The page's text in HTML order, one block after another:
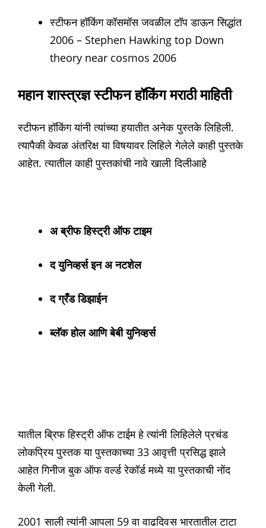
स्टीफन हॉकिंग कॉसमॉस जवळील टॉप डाऊन सिद्धांत
2006 – Stephen Hawking top Down
theory near cosmos 2006
महान शास्त्रज्ञ स्टीफन हॉकिंग मराठी माहिती
स्टीफन हॉकिंग यांनी त्यांच्या हयातीत अनेक पुस्तके लिहिली.
त्यापैकी केवळ अंतरिक्ष या विषयावर लिहिले गेलेले काही पुस्तके
आहेत. त्यातील काही पुस्तकांची नावे खाली दिलीआहे
अ ब्रीफ हिस्ट्री ऑफ टाइम
द युनिव्हर्स इन अ नटशेल
द ग्रँड डिझाईन
ब्लॅक होल आणि बेबी युनिव्हर्स
यातील ब्रिफ हिस्ट्री ऑफ टाईम हे त्यांनी लिहिलेले प्रचंड
लोकप्रिय पुस्तक या पुस्तकाच्या 33 आवृत्ती प्रसिद्ध झाले
आहेत गिनीज बुक ऑफ वर्ल्ड रेकॉर्ड मध्ये या पुस्तकाची नोंद
केली गेली.
2001 साली त्यांनी आपला 59 वा वाढदिवस भारतातील टाटा